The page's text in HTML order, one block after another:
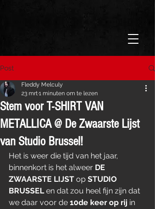
Post
Stem voor T-SHIRT VAN
METALLICA @ De Zwaarste Lijst
van Studio Brussel!
Fleddy Melculy
23 mrt1 minuten om te lezen
Het is weer die tijd van het jaar,
binnenkort is het alweer DE
ZWAARSTE LIJST op STUDIO
BRUSSEL en dat zou heel fijn zijn dat
we daar voor de 10de keer op rij in